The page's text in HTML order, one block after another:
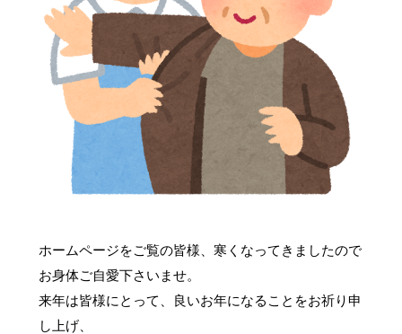
ホームページをご覧の皆様、寒くなってきましたので
お身体ご自愛下さいませ。
来年は皆様にとって、良いお年になることをお祈り申
し上げ、